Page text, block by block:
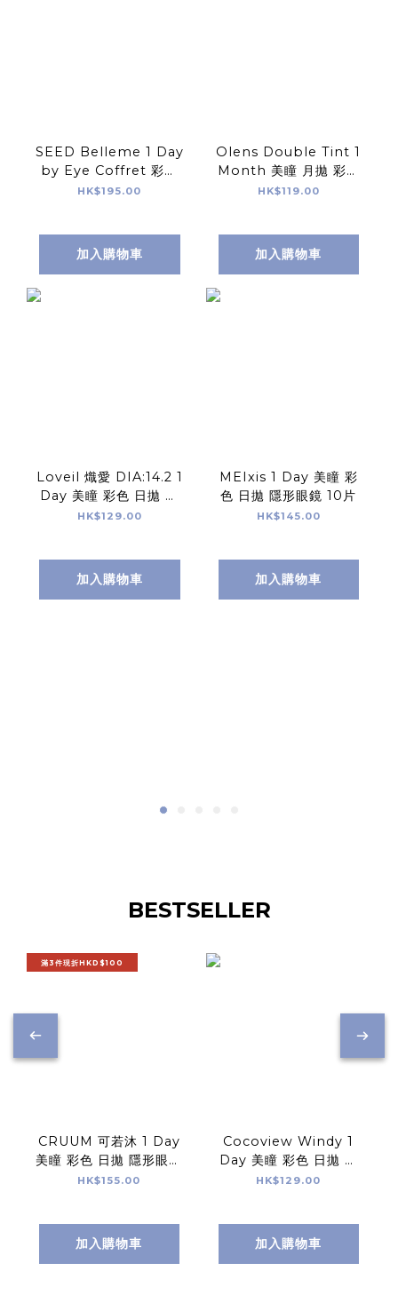
SEED Belleme 1 Day
by Eye Coffret 彩色
日拋 美瞳 隱形眼鏡 30
HK$195.00
加入購物車
Olens Double Tint 1
Month 美瞳 月拋 彩色
隱形眼鏡 2片
HK$119.00
加入購物車
Loveil 熾愛 DIA:14.2 1
Day 美瞳 彩色 日拋 隱
形眼鏡 10片
HK$129.00
加入購物車
MEIxis 1 Day 美瞳 彩
色 日拋 隱形眼鏡 10片
HK$145.00
加入購物車
BESTSELLER
滿3件現折HKD$100
CRUUM 可若沐 1 Day
美瞳 彩色 日拋 隱形眼鏡
10片
HK$155.00
加入購物車
Cocoview Windy 1
Day 美瞳 彩色 日拋 隱
形眼鏡 10片
HK$129.00
加入購物車